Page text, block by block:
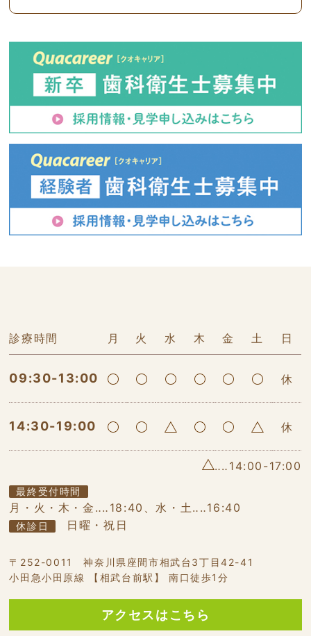
診療時間 月 火 水 木 金 土 日
09:30-13:00 休
14:30-19:00 休
‥‥14:00-17:00
最終受付時間
月・火・木・金‥‥18:40、水・土‥‥16:40
休診日 日曜・祝日
〒252-0011 神奈川県座間市相武台3丁目42-41
小田急小田原線 【相武台前駅】 南口徒歩1分
アクセスはこちら